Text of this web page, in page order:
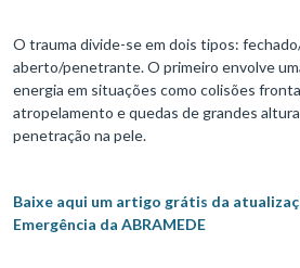
O trauma divide-se em dois tipos:
aberto/penetrante. O primeiro envolve
energia em situações como colisões
atropelamento e quedas de grandes
penetração na pele.
Baixe aqui um artigo grátis da
Emergência da ABRAMEDE